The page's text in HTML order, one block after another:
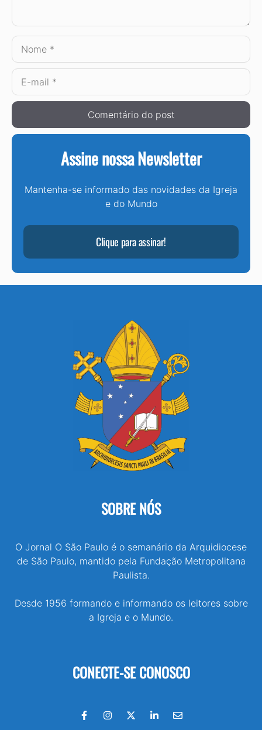
Nome
E-
mail
Assine nossa Newsletter
Mantenha-se informado das novidades da Igreja
e do Mundo
Clique para assinar!
SOBRE NÓS
O Jornal O São Paulo é o semanário da Arquidiocese
de São Paulo, mantido pela Fundação Metropolitana
Paulista.
Desde 1956 formando e informando os leitores sobre
a Igreja e o Mundo.
CONECTE-SE CONOSCO